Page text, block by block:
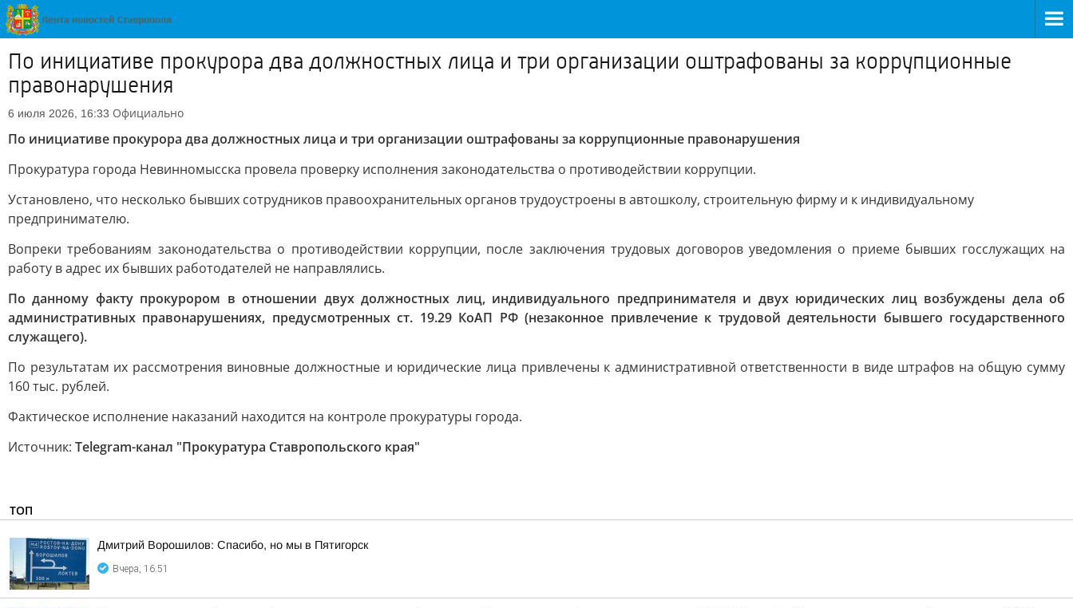
По инициативе прокурора два должностных лица и три организации оштрафованы за коррупционные
правонарушения
6 июля 2026, 16:33 Официально
По инициативе прокурора два должностных лица и три организации оштрафованы за коррупционные правонарушения
Прокуратура города Невинномысска провела проверку исполнения законодательства о противодействии коррупции.
Установлено, что несколько бывших сотрудников правоохранительных органов трудоустроены в автошколу, строительную фирму и к индивидуальному
предпринимателю.
Вопреки требованиям законодательства о противодействии коррупции, после заключения трудовых договоров уведомления о приеме бывших госслужащих на
работу в адрес их бывших работодателей не направлялись.
По данному факту прокурором в отношении двух должностных лиц, индивидуального предпринимателя и двух юридических лиц возбуждены дела об
административных правонарушениях, предусмотренных ст. 19.29 КоАП РФ (незаконное привлечение к трудовой деятельности бывшего государственного
служащего).
По результатам их рассмотрения виновные должностные и юридические лица привлечены к административной ответственности в виде штрафов на общую сумму
160 тыс. рублей.
Фактическое исполнение наказаний находится на контроле прокуратуры города.
Источник: Telegram-канал "Прокуратура Ставропольского края"
ТОП
Дмитрий Ворошилов: Спасибо, но мы в Пятигорск
Вчера, 16:51